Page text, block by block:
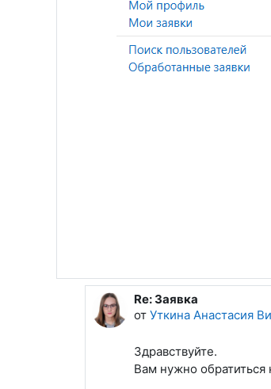
В ответ на Хатнянский
Re: Заявка
отУткина Анастасия
Здравствуйте.
Вам нужно